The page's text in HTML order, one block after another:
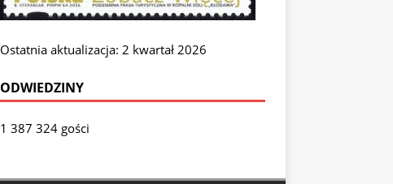
Ostatnia aktualizacja: 2 kwartał 2026
ODWIEDZINY
1 387 324 gości